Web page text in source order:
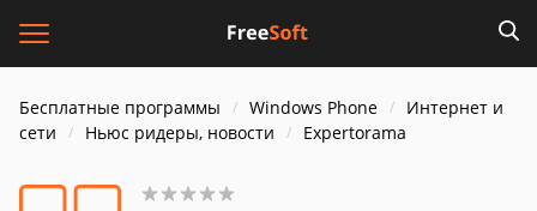
Бесплатные программы Windows Phone
Интернет и
cети
Ньюс ридеры, новости Expertorama